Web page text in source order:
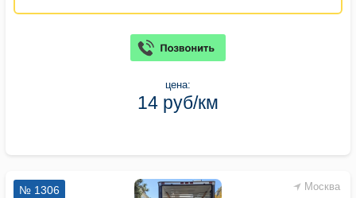
цена:
14 руб/км
Москва
№ 1306